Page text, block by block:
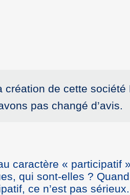
de cette société
pas changé d’avis.
caractère « participatif
qui sont-elles ?
ce n’est pas sérieux.